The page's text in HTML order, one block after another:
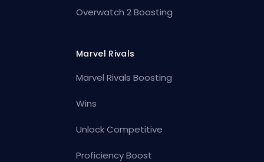
Overwatch 2 Boosting
Marvel Rivals
Marvel Rivals Boosting
Wins
Unlock Competitive
Proficiency Boost